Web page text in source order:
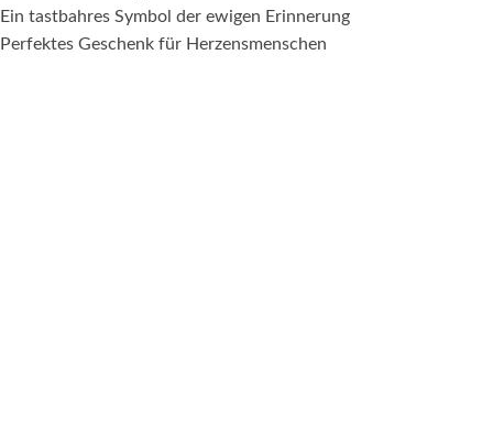
Ein tastbahres Symbol der ewigen Erinnerung
Perfektes Geschenk für Herzensmenschen